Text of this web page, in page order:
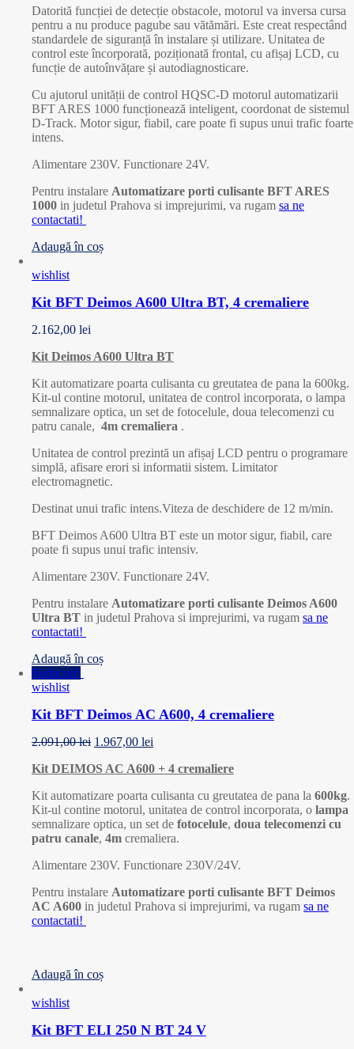
Datorită funcției de detecție obstacole, motorul va inversa cursa
pentru a nu produce pagube sau vătămări. Este creat respectând
standardele de siguranță în instalare și utilizare. Unitatea de
control este încorporată, poziționată frontal, cu afișaj LCD, cu
funcție de autoînvățare și autodiagnosticare.
Cu ajutorul unității de control HQSC-D motorul automatizarii
BFT ARES 1000 funcționează inteligent, coordonat de sistemul
D-Track. Motor sigur, fiabil, care poate fi supus unui trafic foarte
intens.
Alimentare 230V. Functionare 24V.
Pentru instalare Automatizare porti culisante BFT ARES
1000 in judetul Prahova si imprejurimi, va rugam sa ne
contactati!
Adaugă în coș
wishlist
Kit BFT Deimos A600 Ultra BT, 4 cremaliere
2.162,00 lei
Kit Deimos A600 Ultra BT
Kit automatizare poarta culisanta cu greutatea de pana la 600kg.
Kit-ul contine motorul, unitatea de control incorporata, o lampa
semnalizare optica, un set de fotocelule, doua telecomenzi cu
patru canale, 4m cremaliera .
Unitatea de control prezintă un afișaj LCD pentru o programare
simplă, afisare erori si informatii sistem. Limitator
electromagnetic.
Destinat unui trafic intens.Viteza de deschidere de 12 m/min.
BFT Deimos A600 Ultra BT este un motor sigur, fiabil, care
poate fi supus unui trafic intensiv.
Alimentare 230V. Functionare 24V.
Pentru instalare Automatizare porti culisante Deimos A600
Ultra BT in judetul Prahova si imprejurimi, va rugam sa ne
contactati!
Adaugă în coș
Reduceri!
wishlist
Kit BFT Deimos AC A600, 4 cremaliere
2.091,00lei 1.967,00 lei
Kit DEIMOS AC A600 + 4 cremaliere
Kit automatizare poarta culisanta cu greutatea de pana la 600kg.
Kit-ul contine motorul, unitatea de control incorporata, o lampa
semnalizare optica, un set de fotocelule, doua telecomenzi cu
patru canale, 4m cremaliera.
Alimentare 230V. Functionare 230V/24V.
Pentru instalare Automatizare porti culisante BFT Deimos
AC A600 in judetul Prahova si imprejurimi, va rugam sa ne
contactati!
Adaugă în coș
wishlist
Kit BFT ELI 250 N BT 24 V